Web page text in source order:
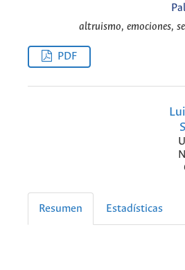
altruismo, emociones,
PDF
Resumen Estadísticas